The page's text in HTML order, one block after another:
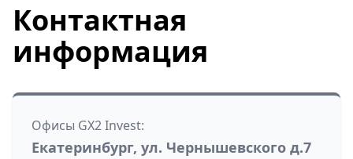
Контактная
информация
Офисы GX2 Invest:
Екатеринбург, ул. Чернышевского д.7